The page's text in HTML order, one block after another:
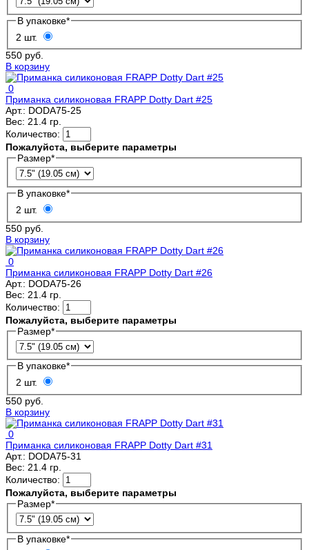
В упаковке*
2 шт.
550 руб.
В корзину
0
Приманка силиконовая FRAPP Dotty Dart #25
Арт.: DODA75-25
Вес: 21.4 гр.
Количество:
Пожалуйста, выберите параметры
Размер*
В упаковке*
2 шт.
550 руб.
В корзину
0
Приманка силиконовая FRAPP Dotty Dart #26
Арт.: DODA75-26
Вес: 21.4 гр.
Количество:
Пожалуйста, выберите параметры
Размер*
В упаковке*
2 шт.
550 руб.
В корзину
0
Приманка силиконовая FRAPP Dotty Dart #31
Арт.: DODA75-31
Вес: 21.4 гр.
Количество:
Пожалуйста, выберите параметры
Размер*
В упаковке*